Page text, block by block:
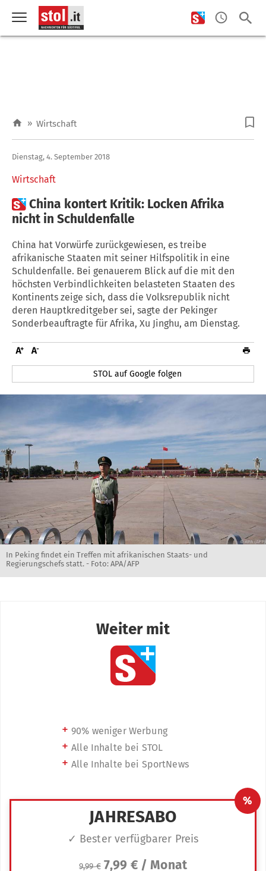
» Wirtschaft
Wirtschaft
Dienstag, 4. September 2018
China kontert Kritik: Locken Afrika
nicht in Schuldenfalle
China hat Vorwürfe zurückgewiesen, es treibe
afrikanische Staaten mit seiner Hilfspolitik in eine
Schuldenfalle. Bei genauerem Blick auf die mit den
höchsten Verbindlichkeiten belasteten Staaten des
Kontinents zeige sich, dass die Volksrepublik nicht
deren Hauptkreditgeber sei, sagte der Pekinger
Sonderbeauftragte für Afrika, Xu Jinghu, am Dienstag.
STOL auf Google folgen
In Peking findet ein Treffen mit afrikanischen Staats- und
Regierungschefs statt. - Foto: APA/AFP